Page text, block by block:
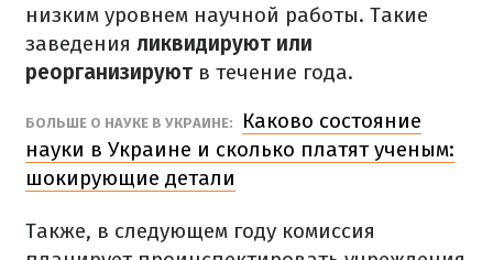
низким уровнем научной работы. Такие
заведения ликвидируют или
реорганизируют в течение года.
БОЛЬШЕ О НАУКЕ В УКРАИНЕ:
Каково состояние
науки в Украине и сколько платят ученым:
шокирующие детали
Также, в следующем году комиссия